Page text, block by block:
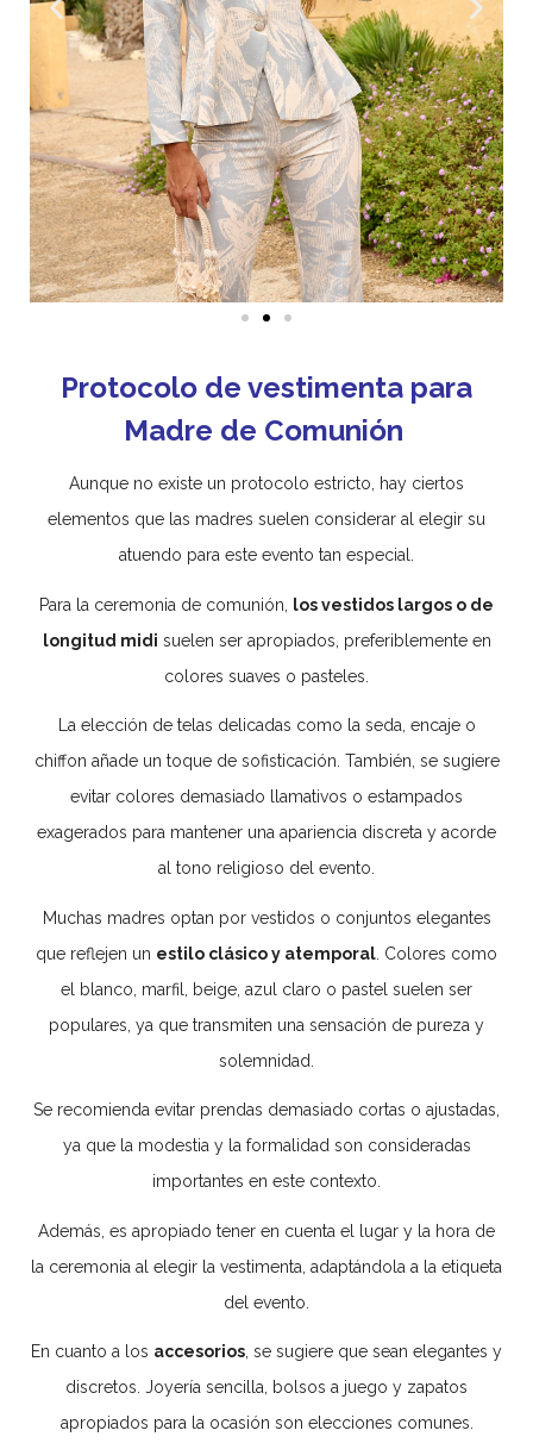
Protocolo de vestimenta para
Madre de Comunión
Aunque no existe un protocolo estricto, hay ciertos
elementos que las madres suelen considerar al elegir su
atuendo para este evento tan especial.
Para la ceremonia de comunión, los vestidos largos o de
longitud midi suelen ser apropiados, preferiblemente en
colores suaves o pasteles.
La elección de telas delicadas como la seda, encaje o
chiffon añade un toque de sofisticación. También, se sugiere
evitar colores demasiado llamativos o estampados
exagerados para mantener una apariencia discreta y acorde
al tono religioso del evento.
Muchas madres optan por vestidos o conjuntos elegantes
que reflejen un estilo clásico y atemporal . Colores como
el blanco, marfil, beige, azul claro o pastel suelen ser
populares, ya que transmiten una sensación de pureza y
solemnidad.
Se recomienda evitar prendas demasiado cortas o ajustadas,
ya que la modestia y la formalidad son consideradas
importantes en este contexto.
Además, es apropiado tener en cuenta el lugar y la hora de
la ceremonia al elegir la vestimenta, adaptándola a la etiqueta
del evento.
En cuanto a los accesorios , se sugiere que sean elegantes y
discretos. Joyería sencilla, bolsos a juego y zapatos
apropiados para la ocasión son elecciones comunes.